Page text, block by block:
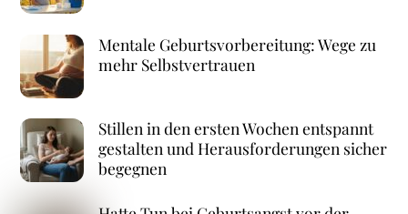
Mentale Geburtsvorbereitung: Wege zu
mehr Selbstvertrauen
Stillen in den ersten Wochen entspannt
gestalten und Herausforderungen sicher
begegnen